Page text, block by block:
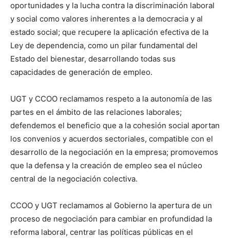
oportunidades y la lucha contra la discriminación laboral
y social como valores inherentes a la democracia y al
estado social; que recupere la aplicación efectiva de la
Ley de dependencia, como un pilar fundamental del
Estado del bienestar, desarrollando todas sus
capacidades de generación de empleo.
UGT y CCOO reclamamos respeto a la autonomía de las
partes en el ámbito de las relaciones laborales;
defendemos el beneficio que a la cohesión social aportan
los convenios y acuerdos sectoriales, compatible con el
desarrollo de la negociación en la empresa; promovemos
que la defensa y la creación de empleo sea el núcleo
central de la negociación colectiva.
CCOO y UGT reclamamos al Gobierno la apertura de un
proceso de negociación para cambiar en profundidad la
reforma laboral, centrar las políticas públicas en el